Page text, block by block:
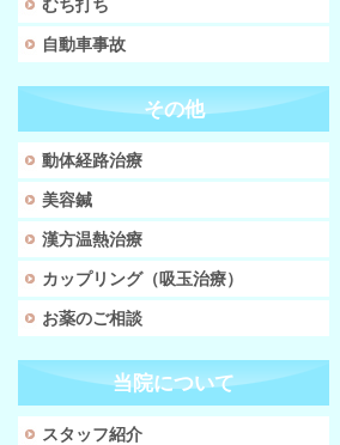
むち打ち
自動車事故
その他
動体経路治療
美容鍼
漢方温熱治療
カップリング（吸玉治療）
お薬のご相談
当院について
スタッフ紹介